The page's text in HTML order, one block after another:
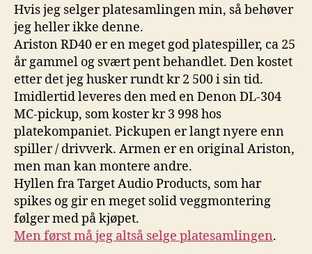
Hvis jeg selger platesamlingen min, så behøver
jeg heller ikke denne.
Ariston RD40 er en meget god platespiller, ca 25
år gammel og svært pent behandlet. Den kostet
etter det jeg husker rundt kr 2 500 i sin tid.
Imidlertid leveres den med en Denon DL-304
MC-pickup, som koster kr 3 998 hos
platekompaniet. Pickupen er langt nyere enn
spiller / drivverk. Armen er en original Ariston,
men man kan montere andre.
Hyllen fra Target Audio Products, som har
spikes og gir en meget solid veggmontering
følger med på kjøpet.
Men først må jeg altså selge platesamlingen.